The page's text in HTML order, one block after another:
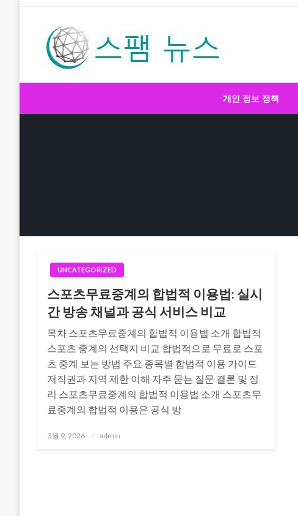
스팸 뉴스 개인 정보 정책
UNCATEGORIZED
스포츠무료중계의 합법적 이용법: 실시
간 방송 채널과 공식 서비스 비교
목차 스포츠무료중계의 합법적 이용법 소개 합법적
스포츠 중계의 선택지 비교 합법적으로 무료로 스포
츠 중계 보는 방법 주요 종목별 합법적 이용 가이드
저작권과 지역 제한 이해 자주 묻는 질문 결론 및 정
리 스포츠무료중계의 합법적 이용법 소개 스포츠무
료중계의 합법적 이용은 공식 방
Posted
3월 9, 2026 admin